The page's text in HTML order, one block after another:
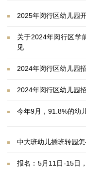
2025年闵行区幼儿园
关于2024年闵行区学
见
2024年闵行区幼儿园
2024年闵行区幼儿园
今年9月，91.8%的幼
中大班幼儿插班转园
报名：5月11日-15日